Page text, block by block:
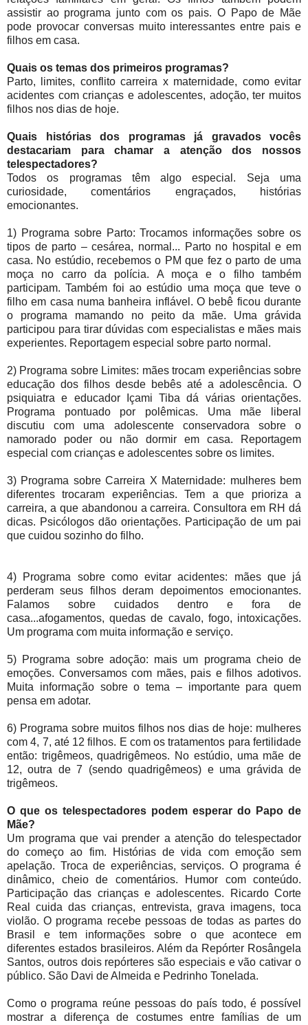
assistir ao programa junto com os pais. O Papo de Mãe
pode provocar conversas muito interessantes entre pais e
filhos em casa.
Quais os temas dos primeiros programas?
Parto, limites, conflito carreira x maternidade, como evitar
acidentes com crianças e adolescentes, adoção, ter muitos
filhos nos dias de hoje.
Quais histórias dos programas já gravados vocês
destacariam para chamar a atenção dos nossos
telespectadores?
Todos os programas têm algo especial. Seja uma
curiosidade, comentários engraçados, histórias
emocionantes.
1) Programa sobre Parto: Trocamos informações sobre os
tipos de parto – cesárea, normal... Parto no hospital e em
casa. No estúdio, recebemos o PM que fez o parto de uma
moça no carro da polícia. A moça e o filho também
participam. Também foi ao estúdio uma moça que teve o
filho em casa numa banheira inflável. O bebê ficou durante
o programa mamando no peito da mãe. Uma grávida
participou para tirar dúvidas com especialistas e mães mais
experientes. Reportagem especial sobre parto normal.
2) Programa sobre Limites: mães trocam experiências sobre
educação dos filhos desde bebês até a adolescência. O
psiquiatra e educador Içami Tiba dá várias orientações.
Programa pontuado por polêmicas. Uma mãe liberal
discutiu com uma adolescente conservadora sobre o
namorado poder ou não dormir em casa. Reportagem
especial com crianças e adolescentes sobre os limites.
3) Programa sobre Carreira X Maternidade: mulheres bem
diferentes trocaram experiências. Tem a que prioriza a
carreira, a que abandonou a carreira. Consultora em RH dá
dicas. Psicólogos dão orientações. Participação de um pai
que cuidou sozinho do filho.
4) Programa sobre como evitar acidentes: mães que já
perderam seus filhos deram depoimentos emocionantes.
Falamos sobre cuidados dentro e fora de
casa...afogamentos, quedas de cavalo, fogo, intoxicações.
Um programa com muita informação e serviço.
5) Programa sobre adoção: mais um programa cheio de
emoções. Conversamos com mães, pais e filhos adotivos.
Muita informação sobre o tema – importante para quem
pensa em adotar.
6) Programa sobre muitos filhos nos dias de hoje: mulheres
com 4, 7, até 12 filhos. E com os tratamentos para fertilidade
então: trigêmeos, quadrigêmeos. No estúdio, uma mãe de
12, outra de 7 (sendo quadrigêmeos) e uma grávida de
trigêmeos.
O que os telespectadores podem esperar do Papo de
Mãe?
Um programa que vai prender a atenção do telespectador
do começo ao fim. Histórias de vida com emoção sem
apelação. Troca de experiências, serviços. O programa é
dinâmico, cheio de comentários. Humor com conteúdo.
Participação das crianças e adolescentes. Ricardo Corte
Real cuida das crianças, entrevista, grava imagens, toca
violão. O programa recebe pessoas de todas as partes do
Brasil e tem informações sobre o que acontece em
diferentes estados brasileiros. Além da Repórter Rosângela
Santos, outros dois repórteres são especiais e vão cativar o
público. São Davi de Almeida e Pedrinho Tonelada.
Como o programa reúne pessoas do país todo, é possível
mostrar a diferença de costumes entre famílias de um